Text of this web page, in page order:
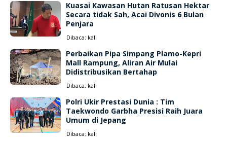
Kuasai Kawasan Hutan Ratusan Hektar
Secara tidak Sah, Acai Divonis 6 Bulan
Penjara
Dibaca: kali
Perbaikan Pipa Simpang Plamo-Kepri
Mall Rampung, Aliran Air Mulai
Didistribusikan Bertahap
Dibaca: kali
Polri Ukir Prestasi Dunia : Tim
Taekwondo Garbha Presisi Raih Juara
Umum di Jepang
Dibaca: kali